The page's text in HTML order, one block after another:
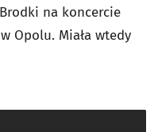
na koncercie
Opolu. Miała wtedy